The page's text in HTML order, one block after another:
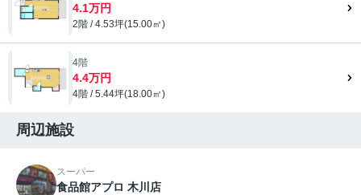
4.1万円
2階 / 4.53坪(15.00㎡)
4階
4.4万円
4階 / 5.44坪(18.00㎡)
周辺施設
スーパー
食品館アプロ 木川店